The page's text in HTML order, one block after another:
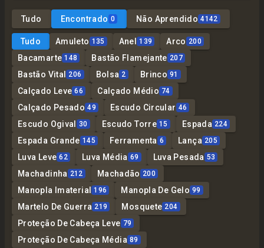
Tudo Encontrado 0 Não Aprendido 4142
Tudo Amuleto 135 Anel 139 Arco 200
Bacamarte 148 Bastão Flamejante 207
Bastão Vital 206 Bolsa 2 Brinco 91
Calçado Leve 66 Calçado Médio 74
Calçado Pesado 49 Escudo Circular 46
Escudo Ogival 30 Escudo Torre 15 Espada 224
Espada Grande 145 Ferramenta 6 Lança 205
Luva Leve 62 Luva Média 69 Luva Pesada 53
Machadinha 212 Machadão 200
Manopla Imaterial 196 Manopla De Gelo 99
Martelo De Guerra 219 Mosquete 204
Proteção De Cabeça Leve 79
Proteção De Cabeça Média 89